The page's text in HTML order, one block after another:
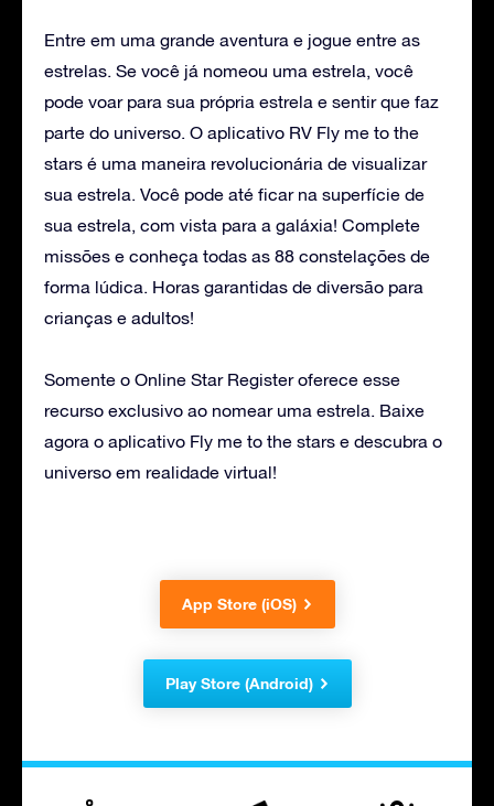
Entre em uma grande aventura e jogue entre as
estrelas. Se você já nomeou uma estrela, você
pode voar para sua própria estrela e sentir que faz
parte do universo. O aplicativo RV Fly me to the
stars é uma maneira revolucionária de visualizar
sua estrela. Você pode até ficar na superfície de
sua estrela, com vista para a galáxia! Complete
missões e conheça todas as 88 constelações de
forma lúdica. Horas garantidas de diversão para
crianças e adultos!
Somente o Online Star Register oferece esse
recurso exclusivo ao nomear uma estrela. Baixe
agora o aplicativo Fly me to the stars e descubra o
universo em realidade virtual!
App Store (iOS)
Play Store (Android)